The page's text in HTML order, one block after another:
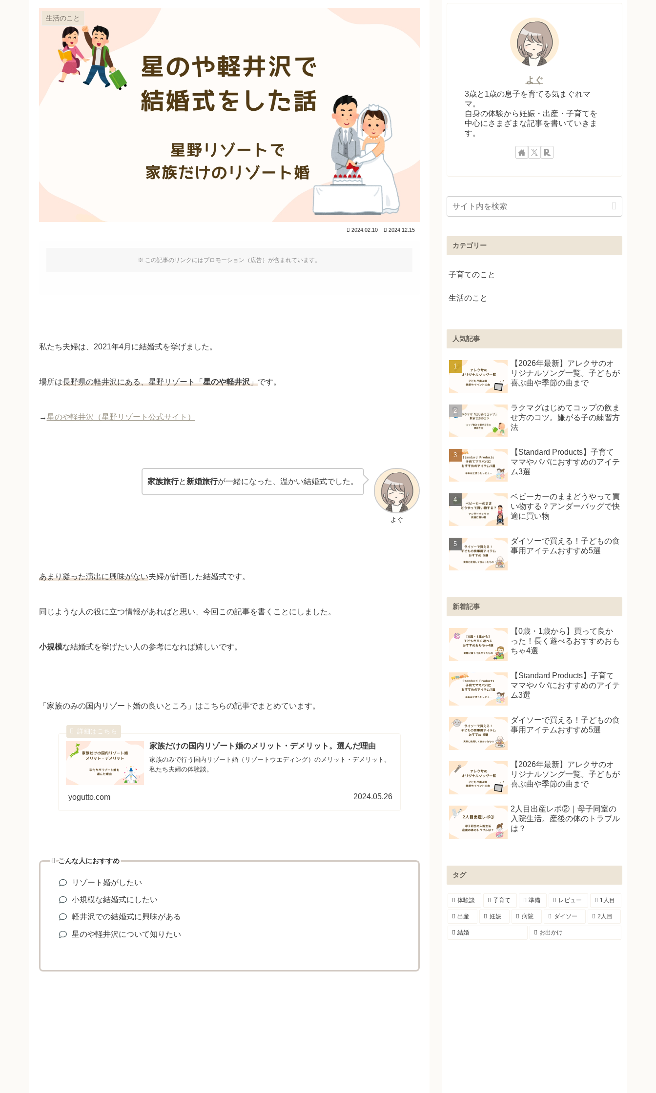
生活のこと
2024.02.10 2024.12.15
※ この記事のリンクにはプロモーション（広告）が含まれています。
私たち夫婦は、2021年4月に結婚式を挙げました。
場所は長野県の軽井沢にある、星野リゾート「星のや軽井沢」です。
→星のや軽井沢（星野リゾート公式サイト）
よぐ
家族旅行と 新婚旅行が一緒になった、温かい結婚式でした。
あまり凝った演出に興味がない夫婦が計画した結婚式です。
同じような人の役に立つ情報があればと思い、今回この記事を書くことにしました。
小規模な結婚式を挙げたい人の参考になれば嬉しいです。
「家族のみの国内リゾート婚の良いところ」はこちらの記事でまとめています。
家族だけの国内リゾート婚のメリット・デメリット。選んだ理由
家族のみで行う国内リゾート婚（リゾートウエディング）のメリット・デメリット。
私たち夫婦の体験談。
yogutto.com 2024.05.26
こんな人におすすめ
リゾート婚がしたい
小規模な結婚式にしたい
軽井沢での結婚式に興味がある
星のや軽井沢について知りたい
よぐ
3歳と1歳の息子を育てる気まぐれマ
マ。
自身の体験から妊娠・出産・子育てを
中心にさまざまな記事を書いていきま
す。
カテゴリー
子育てのこと
生活のこと
人気記事
【2026年最新】アレクサのオ
リジナルソング一覧。子どもが
喜ぶ曲や季節の曲まで
ラクマグはじめてコップの飲ま
せ方のコツ。嫌がる子の練習方
法
【Standard Products】子育て
ママやパパにおすすめのアイテ
ム3選
ベビーカーのままどうやって買
い物する？アンダーバッグで快
適に買い物
ダイソーで買える！子どもの食
事用アイテムおすすめ5選
新着記事
【0歳・1歳から】買って良か
った！長く遊べるおすすめおも
ちゃ4選
【Standard Products】子育て
ママやパパにおすすめのアイテ
ム3選
ダイソーで買える！子どもの食
事用アイテムおすすめ5選
【2026年最新】アレクサのオ
リジナルソング一覧。子どもが
喜ぶ曲や季節の曲まで
2人目出産レポ②｜母子同室の
入院生活。産後の体のトラブル
は？
タグ
体験談 子育て 準備 レビュー 1人目
出産 妊娠 病院 ダイソー 2人目
結婚 お出かけ